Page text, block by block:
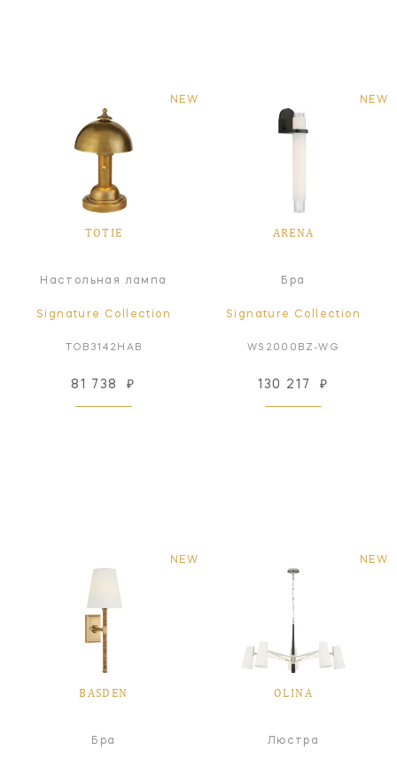
NEW
TOTIE
Настольная лампа
Signature Collection
TOB3142HAB
81 738 ₽
NEW
ARENA
Бра
Signature Collection
WS2000BZ-WG
130 217 ₽
NEW
BASDEN
Бра
NEW
OLINA
Люстра